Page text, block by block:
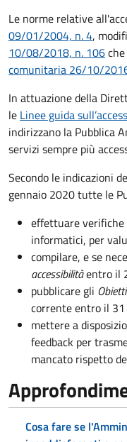
Le norme relative
09/01/2004, n. 4,
10/08/2018, n. 106
comunitaria 26/10/
In attuazione della
le Linee guida
indirizzano la Pubblica
servizi sempre più
Secondo le indicazioni
gennaio 2020 tutte le
effettuare verifiche
informatici, per
compilare, e se
accessibilitàentro il
pubblicare gli
corrente entro il 31
mettere a
feedback per
mancato rispetto
Cosa fare se